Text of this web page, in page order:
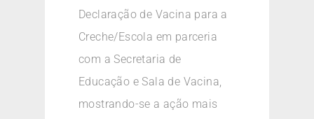
Declaração de Vacina para a
Creche/Escola em parceria
com a Secretaria de
Educação e Sala de Vacina,
mostrando-se a ação mais